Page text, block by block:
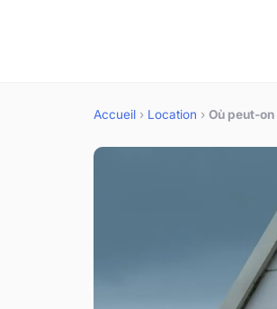
Accueil › Location › Où peut-